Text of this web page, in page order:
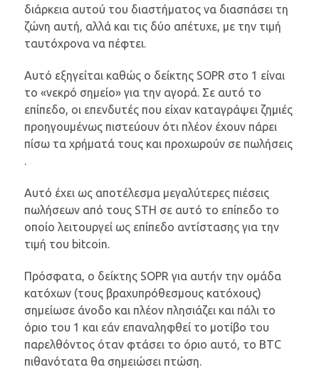
διάρκεια αυτού του διαστήματος να διασπάσει τη
ζώνη αυτή, αλλά και τις δύο απέτυχε, με την τιμή
ταυτόχρονα να πέφτει.
Αυτό εξηγείται καθώς ο δείκτης SOPR στο 1 είναι
το «νεκρό σημείο» για την αγορά. Σε αυτό το
επίπεδο, οι επενδυτές που είχαν καταγράψει ζημιές
προηγουμένως πιστεύουν ότι πλέον έχουν πάρει
πίσω τα χρήματά τους και προχωρούν σε πωλήσεις
.
Αυτό έχει ως αποτέλεσμα μεγαλύτερες πιέσεις
πωλήσεων από τους STH σε αυτό το επίπεδο το
οποίο λειτουργεί ως επίπεδο αντίστασης για την
τιμή του bitcoin.
Πρόσφατα, ο δείκτης SOPR για αυτήν την ομάδα
κατόχων (τους βραχυπρόθεσμους κατόχους)
σημείωσε άνοδο και πλέον πλησιάζει και πάλι το
όριο του 1 και εάν επαναληφθεί το μοτίβο του
παρελθόντος όταν φτάσει το όριο αυτό, το BTC
πιθανότατα θα σημειώσει πτώση.